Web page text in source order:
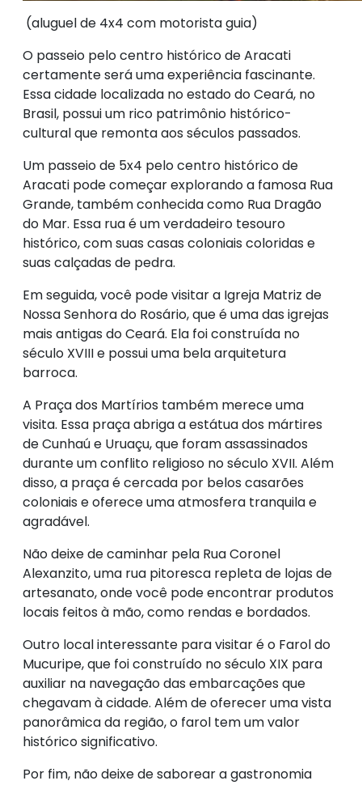
(aluguel de 4x4 com motorista guia)
O passeio pelo centro histórico de Aracati
certamente será uma experiência fascinante.
Essa cidade localizada no estado do Ceará, no
Brasil, possui um rico patrimônio histórico-
cultural que remonta aos séculos passados.
Um passeio de 5x4 pelo centro histórico de
Aracati pode começar explorando a famosa Rua
Grande, também conhecida como Rua Dragão
do Mar. Essa rua é um verdadeiro tesouro
histórico, com suas casas coloniais coloridas e
suas calçadas de pedra.
Em seguida, você pode visitar a Igreja Matriz de
Nossa Senhora do Rosário, que é uma das igrejas
mais antigas do Ceará. Ela foi construída no
século XVIII e possui uma bela arquitetura
barroca.
A Praça dos Martírios também merece uma
visita. Essa praça abriga a estátua dos mártires
de Cunhaú e Uruaçu, que foram assassinados
durante um conflito religioso no século XVII. Além
disso, a praça é cercada por belos casarões
coloniais e oferece uma atmosfera tranquila e
agradável.
Não deixe de caminhar pela Rua Coronel
Alexanzito, uma rua pitoresca repleta de lojas de
artesanato, onde você pode encontrar produtos
locais feitos à mão, como rendas e bordados.
Outro local interessante para visitar é o Farol do
Mucuripe, que foi construído no século XIX para
auxiliar na navegação das embarcações que
chegavam à cidade. Além de oferecer uma vista
panorâmica da região, o farol tem um valor
histórico significativo.
Por fim, não deixe de saborear a gastronomia